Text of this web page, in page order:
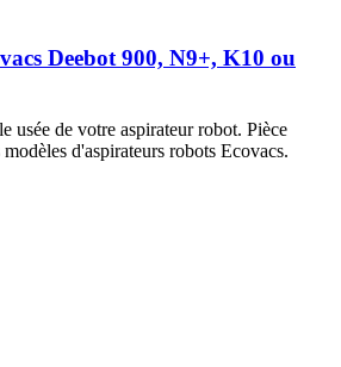
Deebot 900, N9+, K10 ou
usée de votre aspirateur robot. Pièce
d'aspirateurs robots Ecovacs.